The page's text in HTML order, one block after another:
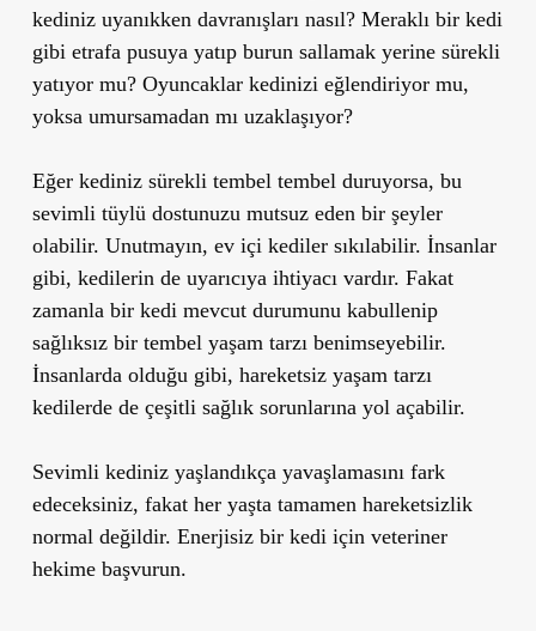
kediniz uyanıkken davranışları nasıl? Meraklı bir kedi
gibi etrafa pusuya yatıp burun sallamak yerine sürekli
yatıyor mu? Oyuncaklar kedinizi eğlendiriyor mu,
yoksa umursamadan mı uzaklaşıyor?
Eğer kediniz sürekli tembel tembel duruyorsa, bu
sevimli tüylü dostunuzu mutsuz eden bir şeyler
olabilir. Unutmayın, ev içi kediler sıkılabilir. İnsanlar
gibi, kedilerin de uyarıcıya ihtiyacı vardır. Fakat
zamanla bir kedi mevcut durumunu kabullenip
sağlıksız bir tembel yaşam tarzı benimseyebilir.
İnsanlarda olduğu gibi, hareketsiz yaşam tarzı
kedilerde de çeşitli sağlık sorunlarına yol açabilir.
Sevimli kediniz yaşlandıkça yavaşlamasını fark
edeceksiniz, fakat her yaşta tamamen hareketsizlik
normal değildir. Enerjisiz bir kedi için veteriner
hekime başvurun.